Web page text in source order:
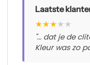
Laatste
★★★★★
"... dat je de
Kleur was zo